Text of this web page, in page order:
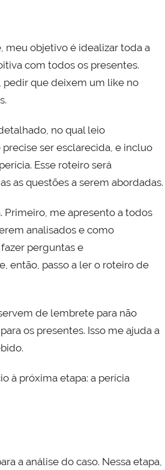
meu objetivo é idealizar toda a
com todos os presentes.
pedir que deixem um like no
no qual leio
ser esclarecida, e incluo
Esse roteiro será
as questões a serem abordadas.
me apresento a todos
analisados e como
perguntas e
então, passo a ler o roteiro de
de lembrete para não
os presentes. Isso me ajuda a
à próxima etapa: a perícia
a análise do caso. Nessa etapa,